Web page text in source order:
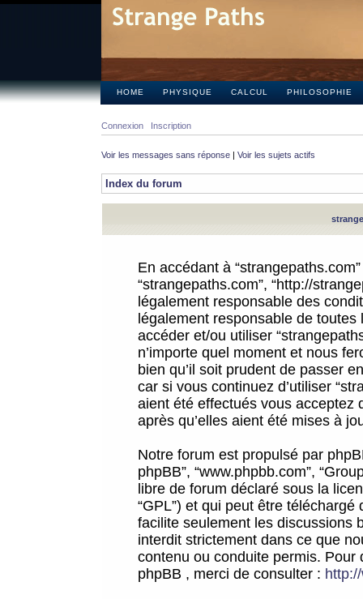
HOME PHYSIQUE CALCUL PHILOSOPHIE
Connexion Inscription
Voir les messages sans réponse | Voir les sujets actifs
Index du forum
En accédant à
“strangepaths.com”, “http://
légalement responsable des
légalement responsable de
accéder et/ou utiliser
n’importe quel moment et nous
bien qu’il soit prudent de passer
car si vous continuez d’utiliser
aient été effectués vous acceptez
après qu’elles aient été mises à
Notre forum est propulsé par
phpBB”, “www.phpbb.com”,
libre de forum déclaré sous la
“GPL”) et qui peut être téléchargé
facilite seulement les discussions
interdit strictement dans ce que
contenu ou conduite permis.
phpBB , merci de consulter :